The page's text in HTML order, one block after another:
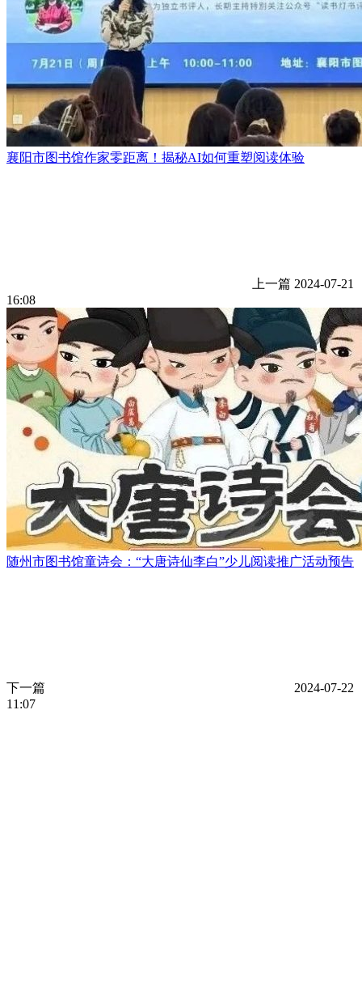
襄阳市图书馆作家零距离！揭秘AI如何重塑阅读体验
上一篇 2024-07-21
16:08
随州市图书馆童诗会：“大唐诗仙李白”少儿阅读推广活动预告
下一篇
2024-07-22
11:07